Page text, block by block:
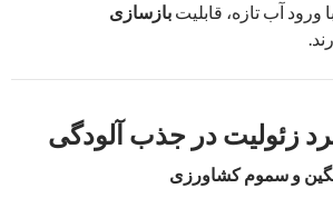
ورود آب تازه، قابلیتبازسازی
زئولیت در جذب آلودگی
و سموم کشاورزی